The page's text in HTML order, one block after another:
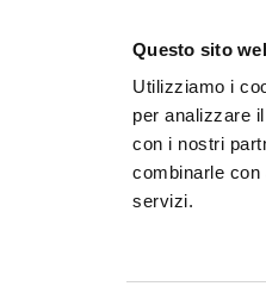
Questo sito
Utilizziamo i
per analizzare
con i nostri
combinarle con
servizi.
Provincia di